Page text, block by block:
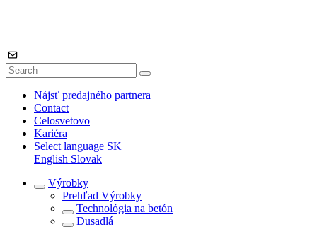
Nájsť predajného partnera
Contact
Celosvetovo
Kariéra
Select language SK
English Slovak
Výrobky
Prehľad Výrobky
Technológia na betón
Dusadlá